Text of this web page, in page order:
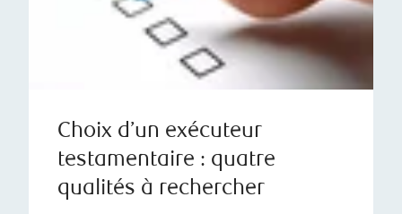
Choix d’un exécuteur
testamentaire : quatre
qualités à rechercher